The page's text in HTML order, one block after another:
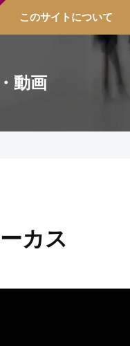
このサイトについて
動画
カス